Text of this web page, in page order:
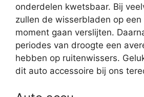
onderdelen kwetsbaar. Bij
zullen de wisserbladen op een
moment gaan verslijten.
periodes van droogte een
hebben op ruitenwissers.
dit auto accessoire bij ons